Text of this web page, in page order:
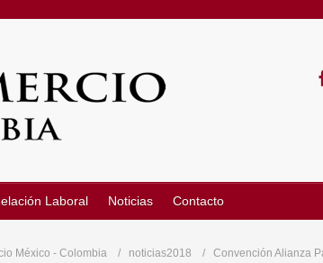
Laboral Noticias Contacto
México - Colombia noticias2018 Convención Alianza